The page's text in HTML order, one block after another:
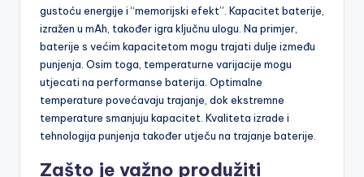
gustoću energije i “memorijski efekt”. Kapacitet baterije,
izražen u mAh, također igra ključnu ulogu. Na primjer,
baterije s većim kapacitetom mogu trajati dulje između
punjenja. Osim toga, temperaturne varijacije mogu
utjecati na performanse baterija. Optimalne
temperature povećavaju trajanje, dok ekstremne
temperature smanjuju kapacitet. Kvaliteta izrade i
tehnologija punjenja također utječu na trajanje baterije.
Zašto je važno produžiti